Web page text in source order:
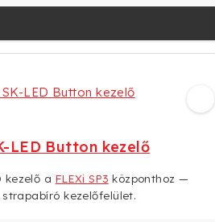
LED Button kezelő
kezelő a FLEXi SP3 központhoz —
strapabíró kezelőfelület.